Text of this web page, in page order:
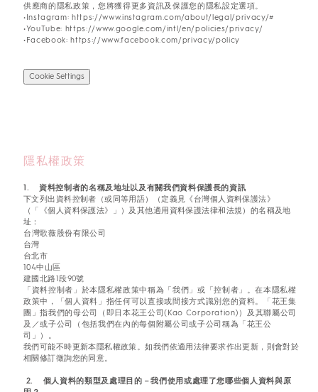
供應商的隱私政策，您將獲得更多資訊及保護您的隱私設定選項。
•Instagram: https://www.instagram.com/about/legal/privacy/#
•YouTube: https://www.google.com/intl/en/policies/privacy/
•Facebook: https://www.facebook.com/privacy/policy
Cookie Settings
隱私權政策
1. 資料控制者的名稱及地址以及有關我們資料保護長的資訊
下文列出資料控制者（或同等用語）（定義見《台灣個人資料保護法》
（「《個人資料保護法》」）及其他適用資料保護法律和法規）的名稱及地
址：
台灣歌薇股份有限公司
台灣
台北市
104中山區
建國北路1段90號
「資料控制者」於本隱私權政策中稱為「我們」或「控制者」。在本隱私權
政策中，「個人資料」指任何可以直接或間接方式識別您的資料。「花王集
團」指我們的母公司（即日本花王公司(Kao Corporation)）及其聯屬公司
及／或子公司（包括我們在內的每個附屬公司或子公司稱為「花王公
司」）。
我們可能不時更新本隱私權政策。如我們依適用法律要求作出更新，則會對於
相關修訂徵詢您的同意。
2. 個人資料的類型及處理目的－我們使用或處理了您哪些個人資料與原